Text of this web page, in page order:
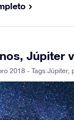
Júpiter
2018 - Tags:Júpiter,